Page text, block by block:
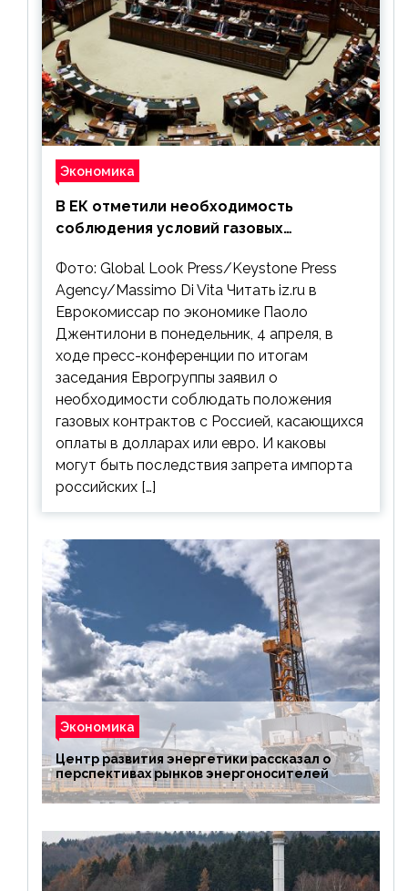
Экономика
В ЕК отметили необходимость
соблюдения условий газовых
Фото: Global Look Press/Keystone Press
Agency/Massimo Di Vita Читать iz.ru в
Еврокомиссар по экономике Паоло
Джентилони в понедельник, 4 апреля, в
ходе пресс-конференции по итогам
заседания Еврогруппы заявил о
необходимости соблюдать положения
газовых контрактов с Россией, касающихся
оплаты в долларах или евро. И каковы
могут быть последствия запрета импорта
российских […]
Экономика
Центр развития энергетики рассказал о
перспективах рынков энергоносителей